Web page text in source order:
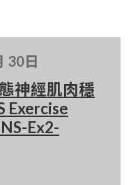
30日
神經肌肉穩
Exercise
Ex2-